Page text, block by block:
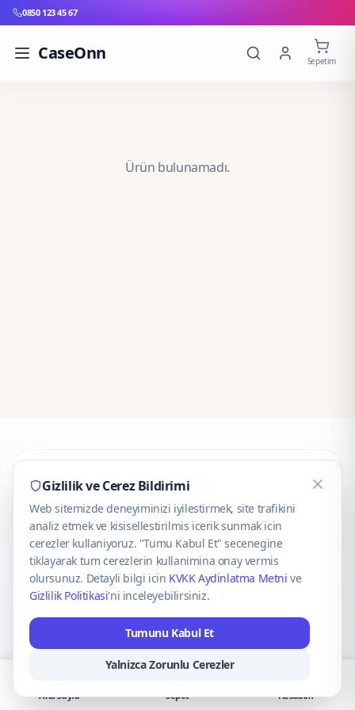
0850 123 45 67
CaseOnn Sepetim
Ürün bulunamadı.
CaseOnn
© 2025 CaseOnn. Tüm hakları saklıdır.
VISA Mastercard
Gizlilik ve Cerez Bildirimi
Web sitemizde deneyiminizi iyilestirmek, site trafikini
analiz etmek ve kisisellestirilmis icerik sunmak icin
cerezler kullaniyoruz. "Tumu Kabul Et" secenegine
tiklayarak tum cerezlerin kullanimina onay vermis
olursunuz. Detayli bilgi icin KVKK Aydinlatma Metni ve
Gizlilik Politikasi'ni inceleyebilirsiniz.
Tumunu Kabul Et
Yalnizca Zorunlu Cerezler
Ana Sayfa Sepet Hesabım